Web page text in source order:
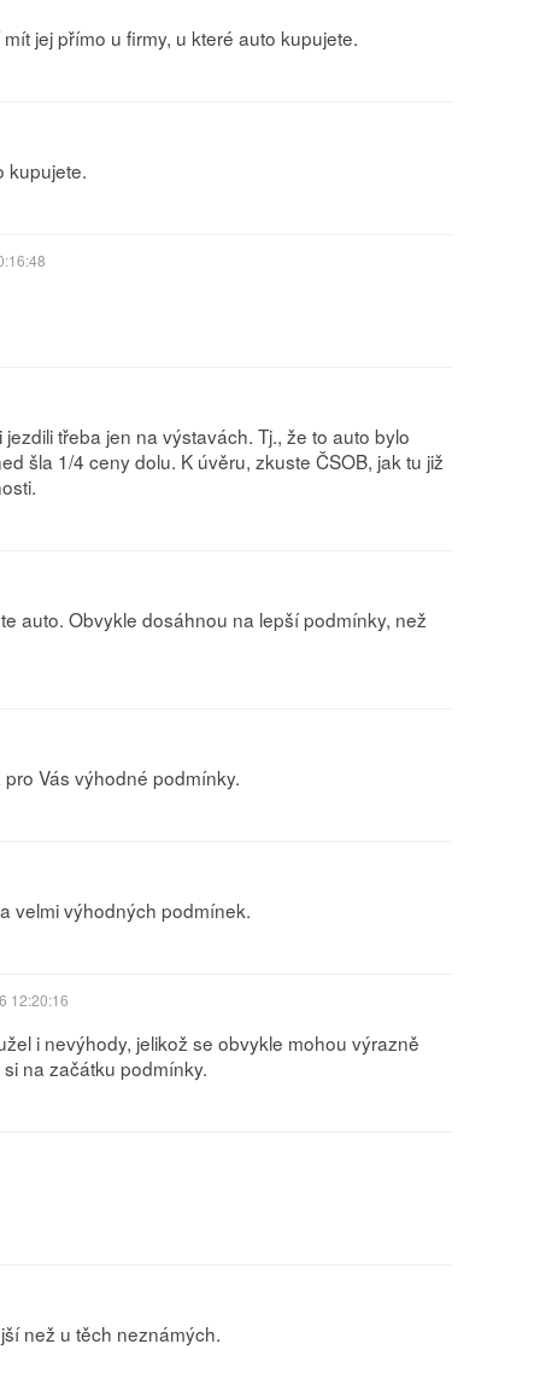
jej přímo u firmy, u které auto kupujete.
kupujete.
třeba jen na výstavách. Tj., že to auto bylo
šla 1/4 ceny dolu. K úvěru, zkuste ČSOB, jak tu již
auto. Obvykle dosáhnou na lepší podmínky, než
Vás výhodné podmínky.
velmi výhodných podmínek.
12:20:16
i nevýhody, jelikož se obvykle mohou výrazně
na začátku podmínky.
než u těch neznámých.